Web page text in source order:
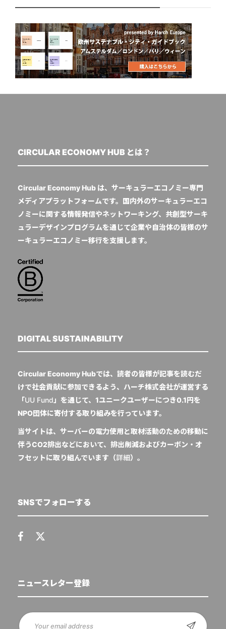
CIRCULAR ECONOMY HUB とは？
Circular Economy Hub は、サーキュラーエコノミー専門
メディアプラットフォームです。国内外のサーキュラーエコ
ノミーに関する情報発信やネットワーキング、共創型サーキ
ュラーデザインプログラムを通じて企業や自治体の皆様のサ
ーキュラーエコノミー移行を支援します。
DIGITAL SUSTAINABILITY
Circular Economy Hubでは、読者の皆様が記事を読むだ
けで社会貢献に参加できるよう、ハーチ株式会社が運営する
「UU Fund 」を通じて、1ユニークユーザーにつき0.1円を
NPO団体に寄付する取り組みを行っています。
当サイトは、サーバーの電力使用と取材活動のための移動に
伴うCO2排出などにおいて、排出削減およびカーボン・オ
フセットに取り組んでいます（詳細）。
SNSでフォローする
ニュースレター登録